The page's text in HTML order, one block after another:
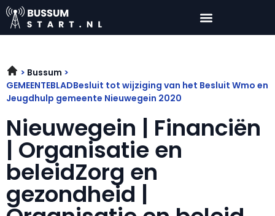
Bussum
GEMEENTEBLADBesluit tot wijziging van het Besluit Wmo en
Jeugdhulp gemeente Nieuwegein 2020
Nieuwegein | Financiën
| Organisatie en
beleidZorg en
gezondheid |